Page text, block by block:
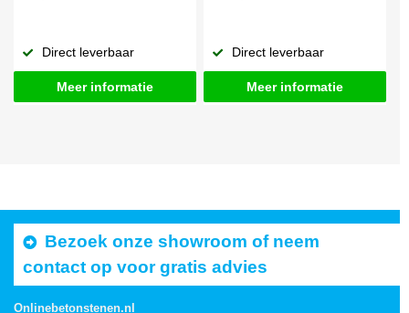
Direct leverbaar
Meer informatie
Direct leverbaar
Meer informatie
Bezoek onze showroom of neem
contact op voor gratis advies
Onlinebetonstenen.nl